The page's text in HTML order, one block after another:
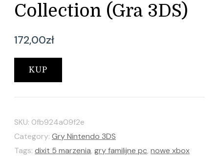
Collection (Gra 3DS)
172,00zł
KUP
SKU: 0fb924a09f2e
Category: Gry Nintendo 3DS
Tags: dixit 5 marzenia, gry familijne pc, nowe xbox